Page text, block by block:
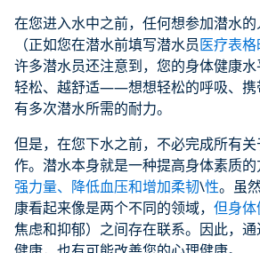
在您进入水中之前，任何想参加潜水
（正如您在潜水前填写潜水员医疗表
许多潜水员还注意到，您的身体健康
轻松、越舒适——想想轻松的呼吸、携
有多次潜水所需的耐力。
但是，在您下水之前，不必完成所有
作。潜水本身就是一种提高身体素质
强力量、降低血压和增加柔韧\性。虽
康看起来像是两个不同的领域， 但身
焦虑和抑郁）之间存在联系。因此，